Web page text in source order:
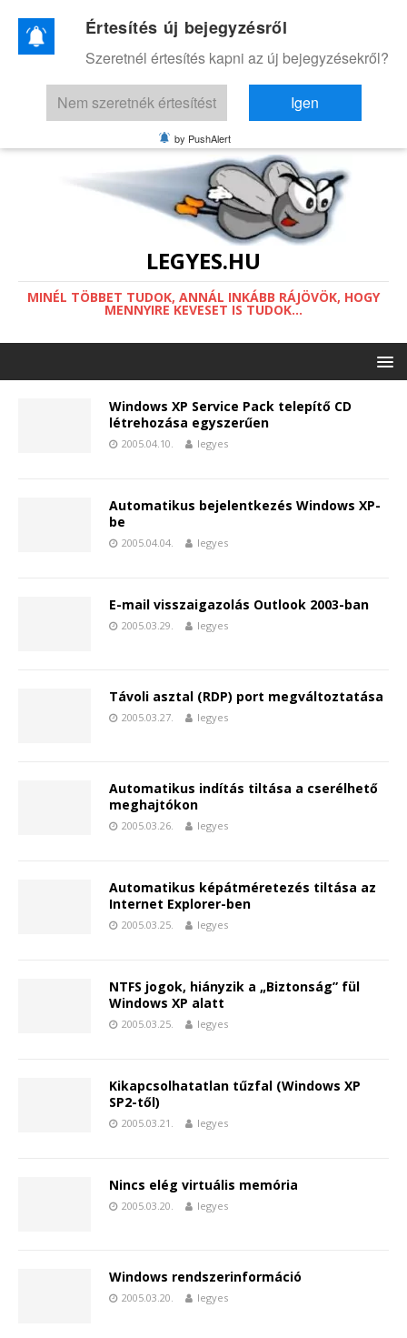
Ez a weboldal a működéséhez sütiket
használ.Információ a sütikről.
Értettem
LEGYES.HU
MINÉL TÖBBET TUDOK, ANNÁL INKÁBB RÁJÖVÖK, HOGY
MENNYIRE KEVESET IS TUDOK...
Windows XP Service Pack telepítő CD
létrehozása egyszerűen
2005.04.10. legyes
Automatikus bejelentkezés Windows XP-
be
2005.04.04. legyes
E-mail visszaigazolás Outlook 2003-ban
2005.03.29. legyes
Távoli asztal (RDP) port megváltoztatása
2005.03.27. legyes
Automatikus indítás tiltása a cserélhető
meghajtókon
2005.03.26. legyes
Automatikus képátméretezés tiltása az
Internet Explorer-ben
2005.03.25. legyes
NTFS jogok, hiányzik a „Biztonság” fül
Windows XP alatt
2005.03.25. legyes
Kikapcsolhatatlan tűzfal (Windows XP
SP2-től)
2005.03.21. legyes
Nincs elég virtuális memória
2005.03.20. legyes
Windows rendszerinformáció
2005.03.20. legyes
Értesítés új bejegyzésről
Szeretnél értesítés kapni az új bejegyzésekről?
Nem szeretnék értesítést Igen
by PushAlert